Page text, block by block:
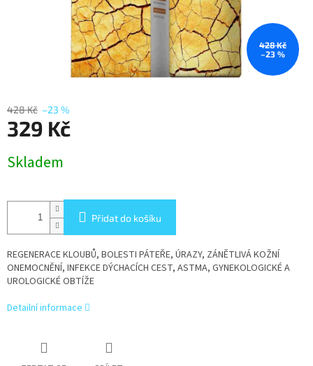
428 Kč
–23 %
428 Kč –23 %
329 Kč
cena:
Skladem
Přidat do košíku
REGENERACE KLOUBŮ, BOLESTI PÁTEŘE, ÚRAZY, ZÁNĚTLIVÁ KOŽNÍ
ONEMOCNĚNÍ, INFEKCE DÝCHACÍCH CEST, ASTMA, GYNEKOLOGICKÉ A
UROLOGICKÉ OBTÍŽE
Detailní informace